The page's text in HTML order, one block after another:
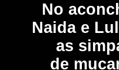
No
Naida e
as
de